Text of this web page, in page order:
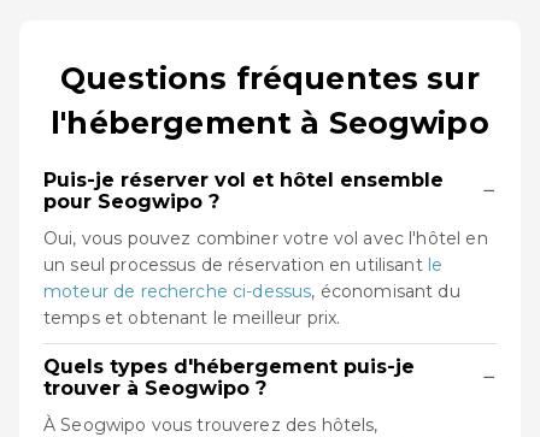
Questions fréquentes sur
l'hébergement à Seogwipo
Puis-je réserver vol et hôtel ensemble
pour Seogwipo ?
−
Oui, vous pouvez combiner votre vol avec l'hôtel en
un seul processus de réservation en utilisant le
moteur de recherche ci-dessus, économisant du
temps et obtenant le meilleur prix.
Quels types d'hébergement puis-je
trouver à Seogwipo ?
−
À Seogwipo vous trouverez des hôtels,